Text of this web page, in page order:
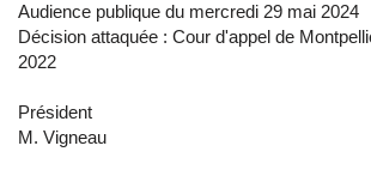
Audience publique du mercredi 29 mai 2024
Décision attaquée : Cour d'appel de
2022
Président
M. Vigneau